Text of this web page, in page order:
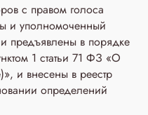
с правом голоса
и уполномоченный
предъявлены в порядке
1 статьи 71 ФЗ «О
и внесены в реестр
определений